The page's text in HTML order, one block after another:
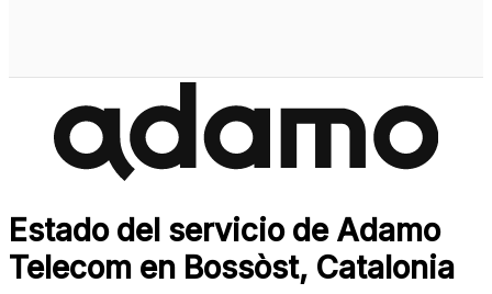
Estado del servicio de Adamo
Telecom en Bossòst, Catalonia